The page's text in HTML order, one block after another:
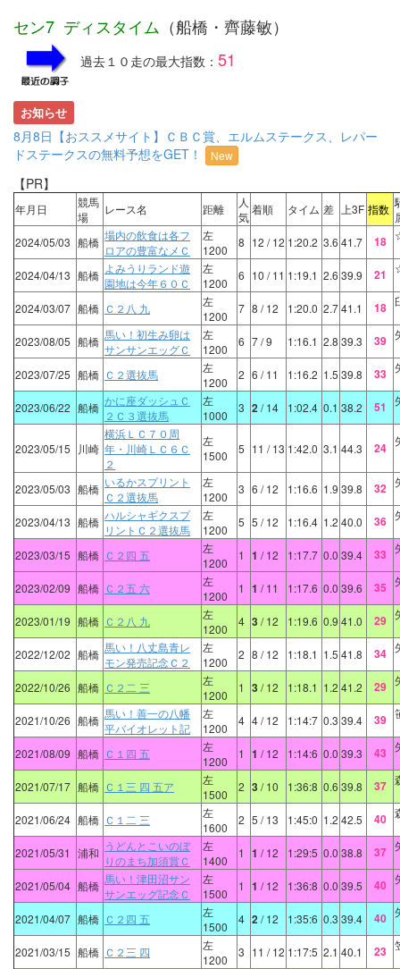
セン7 ディスタイム （船橋・齊藤敏）
過去１０走の最大指数： 51
お知らせ
8月8日【おススメサイト】ＣＢＣ賞、エルムステークス、レパー
ドステークスの無料予想をGET！
New
【PR】
年月日
競馬
場
レース名 距離
人
気
着順 タイム 差 上3F 指数
2024/05/03 船橋 場内の飲食は各フ
ロアの豊富なメＣ
左
1200
8 12 / 12 1:20.2 3.6 41.7 18
2024/04/13 船橋 よみうりランド遊
園地は今年６０Ｃ
左
1200
6 10 / 11 1:19.1 2.6 39.9 21
2024/03/07 船橋 Ｃ２八 九
左
1200
7 8 / 12 1:20.0 2.741.1 18
2023/08/05 船橋 馬い！初生み卵は
サンサンエッグＣ
左
1200
6 7/ 9 1:16.1 2.8 39.3 39
2023/07/25 船橋 Ｃ２選抜馬
左
1200
2 6 / 11 1:16.2 1.5 39.8 33
2023/06/22 船橋 かに座ダッシュＣ
２Ｃ３選抜馬
左
1000
3 2/ 14 1:02.4 0.1 38.2 51
2023/05/15 川崎
横浜ＬＣ７０周
年・川崎ＬＣ６Ｃ
２
左
1500
5 11 / 13 1:42.0 3.1 44.3 24
2023/05/03 船橋 いるかスプリント
Ｃ２選抜馬
左
1200
3 6 / 12 1:16.6 1.9 39.8 32
2023/04/13 船橋 ハルシャギクスプ
リントＣ２選抜馬
左
1200
5 5 / 12 1:16.4 1.2 40.0 36
2023/03/15 船橋 Ｃ２四 五
左
1200
1 1 / 12 1:17.7 0.0 39.4 33
2023/02/09 船橋 Ｃ２五 六
左
1200
1 1 / 11 1:17.6 0.0 39.6 35
2023/01/19 船橋 Ｃ２八 九
左
1200
4 3/ 12 1:19.6 0.9 41.0 29
2022/12/02 船橋 馬い！八丈島青レ
モン発売記念Ｃ２
左
1200
2 8 / 12 1:18.1 1.5 41.8 34
2022/10/26 船橋 Ｃ２二 三
左
1200
1 3/ 12 1:18.1 1.2 41.2 29
2021/10/26 船橋 馬い！善一の八幡
平バイオレット記
左
1200
4 4/ 12 1:14:7 0.3 39.4 39
2021/08/09 船橋 Ｃ１四 五
左
1200
1 1 / 12 1:14:6 0.0 39.3 43
2021/07/17 船橋 Ｃ１三 四 五ア
左
1500
2 3/ 10 1:36:8 0.6 39.8 37
2021/06/24 船橋 Ｃ１二 三
左
1600
2 5 / 13 1:45:0 1.2 42.5 40
2021/05/31 浦和 うどんとこいのぼ
りのまち加須賞Ｃ
左
1400
1 1 / 12 1:29:5 0.0 38.8 37
2021/05/04 船橋 馬い！津田沼サン
サンエッグ記念Ｃ
左
1500
1 1 / 12 1:36:8 0.0 39.5 40
2021/04/07 船橋 Ｃ２四 五
左
1500
4 2/ 12 1:35:6 0.3 39.4 40
2021/03/15 船橋 Ｃ２三 四
左
1200
3 11 / 12 1:17:5 2.1 40.1 23